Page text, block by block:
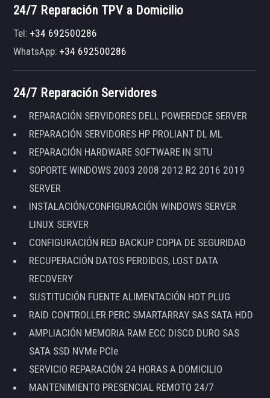
24/7 Reparación TPV a Domicilio
Tel:+34 692500286
WhatsApp:+34 692500286
24/7 Reparación Servidores
REPARACIÓN SERVIDORES DELL POWEREDGE SERVER
REPARACIÓN SERVIDORES HP PROLIANT DL ML
REPARACIÓN HARDWARE SOFTWARE IN SITU
SOPORTE WINDOWS 2003 2008 2012 R2 2016 2019
SERVER
INSTALACIÓN/CONFIGURACIÓN WINDOWS SERVER
LINUX SERVER
CONFIGURACIÓN RED BACKUP COPIA DE SEGURIDAD
RECUPERACIÓN DATOS PERDIDOS, LOST DATA
RECOVERY
SUSTITUCIÓN FUENTE ALIMENTACIÓN HOT PLUG
RAID CONTROLLER PERC SMARTARRAY SAS SATA HDD
AMPLIACIÓN MEMORIA RAM ECC DISCO DURO SAS
SATA SSD NVMe PCIe
SERVICIO REPARACIÓN 24 HORAS A DOMICILIO
MANTENIMIENTO PRESENCIAL REMOTO 24/7